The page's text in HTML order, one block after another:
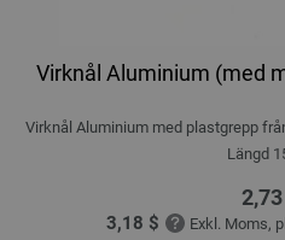
Virknål Aluminium (med
Virknål Aluminium med plastgrepp
Längd
3,18 $ Exkl. Moms,